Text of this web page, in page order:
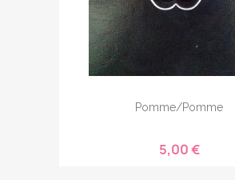
Pomme/pomme
5,00 €